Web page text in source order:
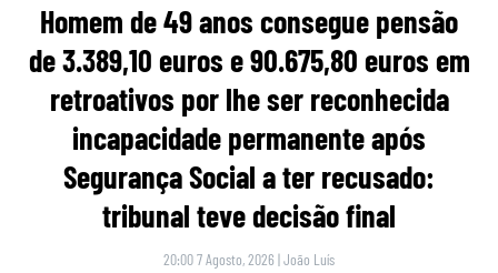
Homem de 49 anos consegue pensão
de 3.389,10 euros e 90.675,80 euros em
retroativos por lhe ser reconhecida
incapacidade permanente após
Segurança Social a ter recusado:
tribunal teve decisão final
20:00 7 Agosto, 2026 |João Luís